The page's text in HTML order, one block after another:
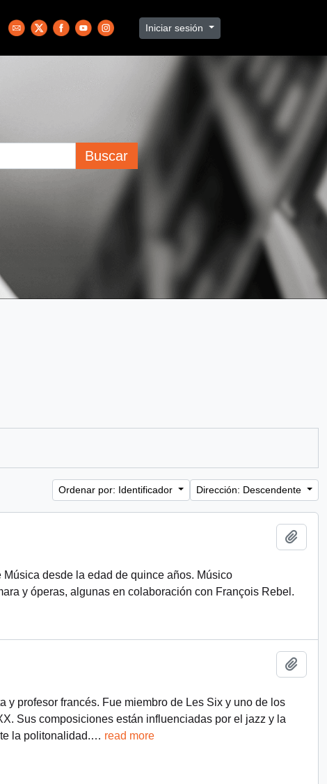
Iniciar sesión
Buscar
Ordenar por: Identificador Dirección: Descendente
desde la edad de quince años. Músico
y óperas, algunas en colaboración con François Rebel.
y profesor francés. Fue miembro de Les Six y uno de los
Sus composiciones están influenciadas por el jazz y la
la politonalidad.… read more